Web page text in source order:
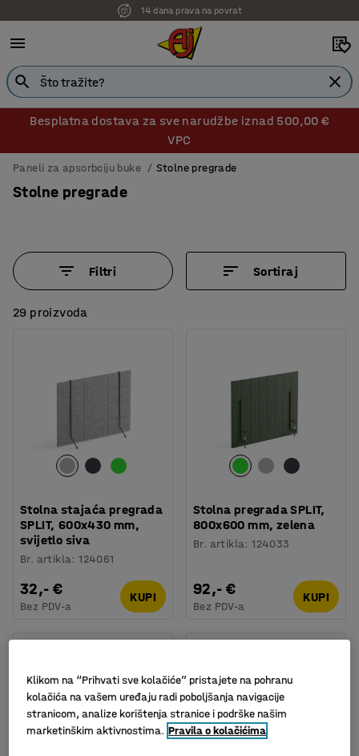
14 dana prava na povrat
Besplatna dostava za sve narudžbe iznad 500,00 €
VPC
Paneli za apsorbciju buke Stolne pregrade
Stolne pregrade
Filtri Sortiraj
29 proizvoda
Stolna stajaća pregrada
SPLIT, 600x430 mm,
svijetlo siva
Br. artikla:124061
32,- €
Bez PDV-a
KUPI
Stolna pregrada SPLIT,
800x600 mm, zelena
Br. artikla:124033
92,- €
Bez PDV-a
KUPI
Klikom na “Prihvati sve kolačiće” pristajete na pohranu
kolačića na vašem uređaju radi poboljšanja navigacije
stranicom, analize korištenja stranice i podrške našim
marketinškim aktivnostima. Pravila o kolačićima